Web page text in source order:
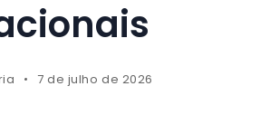
7 de julho de 2026